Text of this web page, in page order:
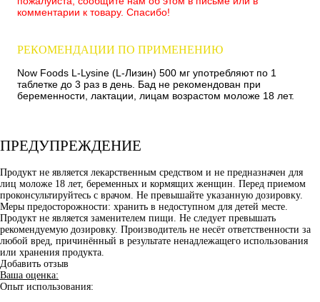
комментарии к товару. Спасибо!
РЕКОМЕНДАЦИИ ПО ПРИМЕНЕНИЮ
Now Foods L-Lysine (L-Лизин) 500 мг употребляют по 1
таблетке до 3 раз в день. Бад не рекомендован при
беременности, лактации, лицам возрастом моложе 18 лет.
ПРЕДУПРЕЖДЕНИЕ
Продукт не является лекарственным средством и не предназначен для
лиц моложе 18 лет, беременных и кормящих женщин. Перед приемом
проконсультируйтесь с врачом. Не превышайте указанную дозировку.
Меры предосторожности: хранить в недоступном для детей месте.
Продукт не является заменителем пищи. Не следует превышать
рекомендуемую дозировку. Производитель не несёт ответственности за
любой вред, причинённый в результате ненадлежащего использования
или хранения продукта.
Добавить отзыв
Ваша оценка:
Опыт использования: